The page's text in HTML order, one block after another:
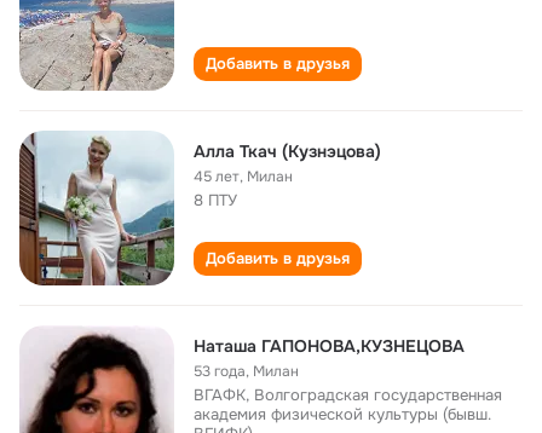
Добавить в друзья
Алла Ткач (Кузнэцова)
45 лет, Милан
8 ПТУ
Добавить в друзья
Наташа ГАПОНОВА,КУЗНЕЦОВА
53 года, Милан
ВГАФК, Волгоградская государственная
академия физической культуры (бывш.